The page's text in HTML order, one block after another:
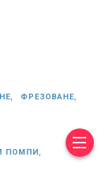
ФРЕЗОВАНЕ,
ПОМПИ,